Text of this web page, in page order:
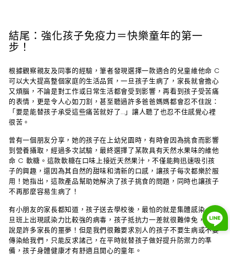
結尾：強化孩子免疫力＝快樂童年的第一
步！
根據觀察親友及同事的經驗，筆者發現選擇一款適合的兒童維他命 C
可以大大提高整個家庭的生活品質，一旦孩子生病了，家長就會擔心
又煩腦，不論是對工作或日常生活都會受到影響，再看到孩子受苦痛
的表情，更是令人心如刀割，甚至聽過許多爸爸媽媽都會忍不住說：
「要是能替孩子承受這些痛苦就好了...」讓人聽了也忍不住感覺心裡
很苦。
曾有一個朋友分享，她的孩子在上幼兒園時，有時會因為挑食而影響
到營養攝取，經過多次試驗，最終選擇了某款具有天然水果味的維他
命 C 軟糖。這款軟糖在口味上接近天然果汁，不僅能夠迅速吸引孩
子的興趣，還因為其自然的甜味和清新的口感，讓孩子每次都樂於服
用！她指出，這款產品幫助她解決了孩子挑食的問題，同時也讓孩子
不再那麼容易生病了！
有小朋友的家長都知道，孩子送去學校後，最怕的就是集體感染，一
旦班上出現感染力比較強的病毒，孩子抵抗力一差就很難倖免，可以
說是許多家長的噩夢！但是我們很難要求別人的孩子不要生病或不要
傳染給我們，只能反求諸己，在平時就替孩子做好提升防禦力的準
備，孩子身體健康才有舒適且開心的童年。